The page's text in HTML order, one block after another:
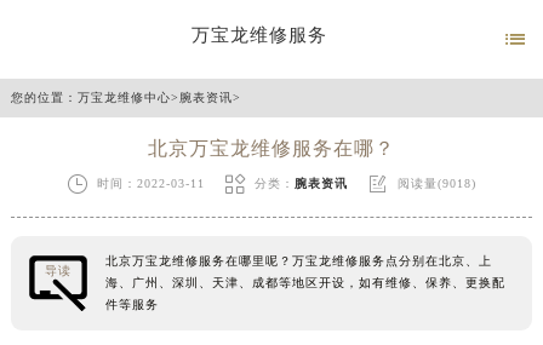
万宝龙维修服务 
您的位置： 万宝龙维修中心> 腕表资讯>
北京万宝龙维修服务在哪？
 时间：2022-03-11  分类： 腕表资讯  阅读量(9018)
导读
北京万宝龙维修服务在哪里呢？万宝龙维修服务点分别在北京、上
海、广州、深圳、天津、成都等地区开设，如有维修、保养、更换配
件等服务